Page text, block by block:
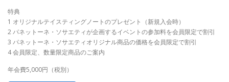
特典
1 オリジナルテイスティングノートのプレゼント（新規入会時）
2 パネットーネ・ソサエティが企画するイベントの参加料を会員限定で割引
3 パネットーネ・ソサエティオリジナル商品の価格を会員限定で割引
4 会員限定、数量限定商品のご案内
年会費5,000円（税別）